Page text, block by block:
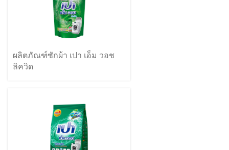
ผลิตภัณฑ์ซักผ้า เปา เอ็ม วอช
ลิควิด